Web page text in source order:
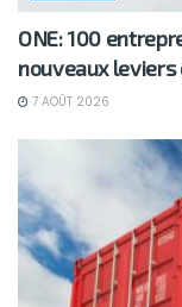
ONE: 100
nouveaux leviers
7 AOÛT 2026